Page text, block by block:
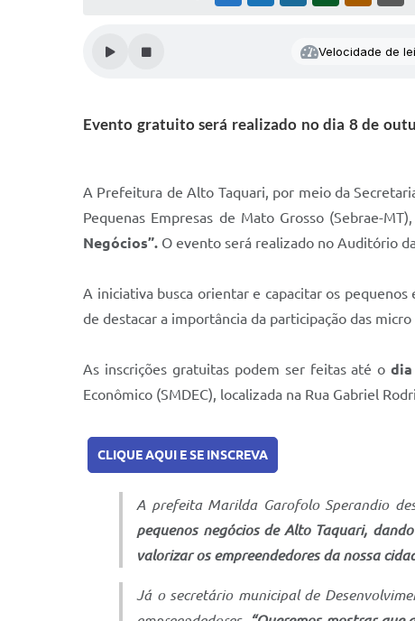
Velocidade de
Evento gratuito será realizado no dia 8 de
A Prefeitura de Alto Taquari, por meio da
Pequenas Empresas de Mato Grosso (Sebrae-
Negócios”. O evento será realizado no Auditório
A iniciativa busca orientar e capacitar os
de destacar a importância da participação das
As inscrições gratuitas podem ser feitas até o
Econômico (SMDEC), localizada na Rua Gabriel
CLIQUE AQUI E SE INSCREVA
A prefeita Marilda Garofolo Sperandio
pequenos negócios de Alto Taquari,
valorizar os empreendedores da nossa
Já o secretário municipal de